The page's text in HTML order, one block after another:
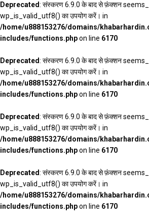
Deprecated: संस्करण 6.9.0 के बाद से फ़ंक्शन
wp_is_valid_utf8() का उपयोग करें। in
/home/u888153276/domains/
includes/functions.phpon line 6170
Deprecated: संस्करण 6.9.0 के बाद से फ़ंक्शन
wp_is_valid_utf8() का उपयोग करें। in
/home/u888153276/domains/
includes/functions.phpon line 6170
Deprecated: संस्करण 6.9.0 के बाद से फ़ंक्शन
wp_is_valid_utf8() का उपयोग करें। in
/home/u888153276/domains/
includes/functions.phpon line 6170
Deprecated: संस्करण 6.9.0 के बाद से फ़ंक्शन
wp_is_valid_utf8() का उपयोग करें। in
/home/u888153276/domains/
includes/functions.phpon line 6170